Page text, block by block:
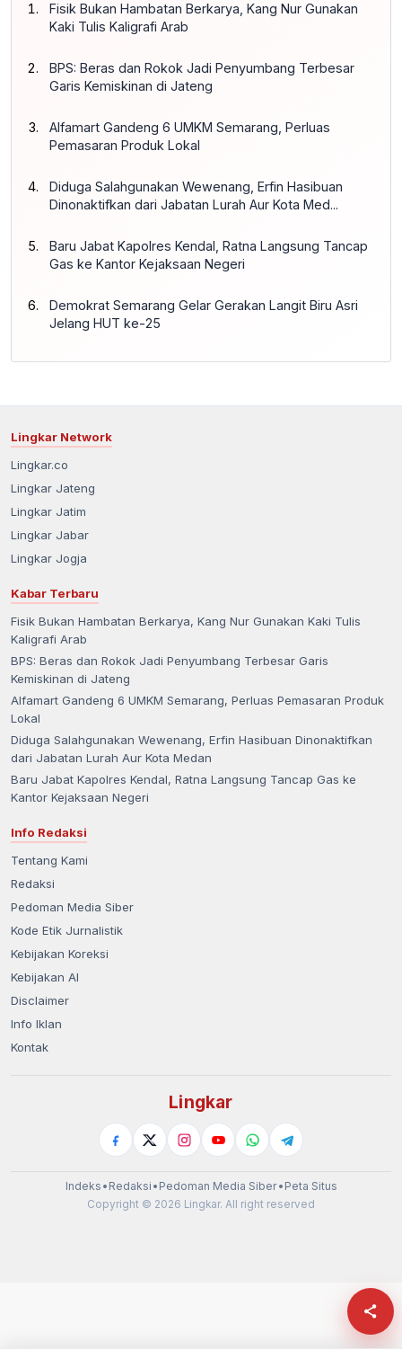
Fisik Bukan Hambatan Berkarya, Kang Nur Gunakan
Kaki Tulis Kaligrafi Arab
BPS: Beras dan Rokok Jadi Penyumbang Terbesar
Garis Kemiskinan di Jateng
Alfamart Gandeng 6 UMKM Semarang, Perluas
Pemasaran Produk Lokal
Diduga Salahgunakan Wewenang, Erfin Hasibuan
Dinonaktifkan dari Jabatan Lurah Aur Kota Med...
Baru Jabat Kapolres Kendal, Ratna Langsung Tancap
Gas ke Kantor Kejaksaan Negeri
Demokrat Semarang Gelar Gerakan Langit Biru Asri
Jelang HUT ke-25
Lingkar Network
Lingkar.co
Lingkar Jateng
Lingkar Jatim
Lingkar Jabar
Lingkar Jogja
Kabar Terbaru
Fisik Bukan Hambatan Berkarya, Kang Nur Gunakan Kaki Tulis
Kaligrafi Arab
BPS: Beras dan Rokok Jadi Penyumbang Terbesar Garis
Kemiskinan di Jateng
Alfamart Gandeng 6 UMKM Semarang, Perluas Pemasaran Produk
Lokal
Diduga Salahgunakan Wewenang, Erfin Hasibuan Dinonaktifkan
dari Jabatan Lurah Aur Kota Medan
Baru Jabat Kapolres Kendal, Ratna Langsung Tancap Gas ke
Kantor Kejaksaan Negeri
Info Redaksi
Tentang Kami
Redaksi
Pedoman Media Siber
Kode Etik Jurnalistik
Kebijakan Koreksi
Kebijakan AI
Disclaimer
Info Iklan
Kontak
Lingkar
Indeks • Redaksi • Pedoman Media Siber• Peta Situs
Copyright © 2026 Lingkar. All right reserved